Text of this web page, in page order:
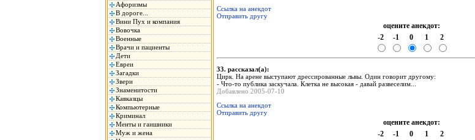
Афоризмы
В дороге...
Вини Пух и компания
Вовочка
Военные
Врачи и пациенты
Дети
Евреи
Загадки
Звери
Знаменитости
Кавказцы
Компьютерные
Криминал
Менты и гаишники
Муж и жена
Ссылка на анекдот
Отправить другу
оцените анекдот:
-2
-1 0 1 2
33. рассказал(а):
Цирк. На арене выступают дрессированные львы. Один говорит другому:
- Что-то публика заскучала. Клетка не высокая - давай развеселим...
Добавлено 2005-07-10
Ссылка на анекдот
Отправить другу
оцените анекдот:
-2
-1 0 1 2